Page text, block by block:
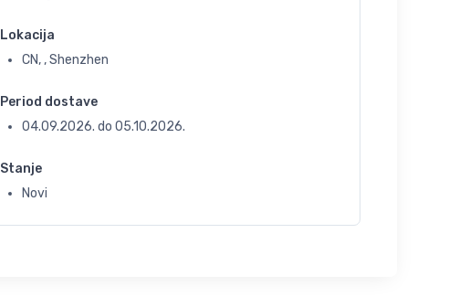
Lokacija
CN, , Shenzhen
Period dostave
04.09.2026. do 05.10.2026.
Stanje
Novi